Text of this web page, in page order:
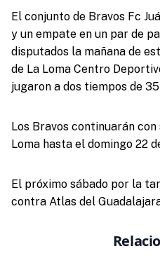
El conjunto de Bravos Fc
y un empate en un par de
disputados la mañana de
de La Loma Centro
jugaron a dos tiempos de
Los Bravos continuarán
Loma hasta el domingo 22
El próximo sábado por la
contra Atlas del